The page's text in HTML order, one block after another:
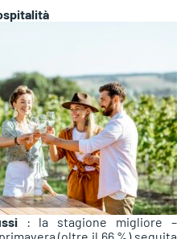
: la stagione migliore –